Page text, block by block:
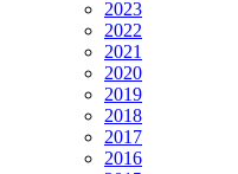
2023
2022
2021
2020
2019
2018
2017
2016